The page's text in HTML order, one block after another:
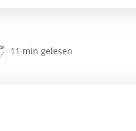
11 min gelesen